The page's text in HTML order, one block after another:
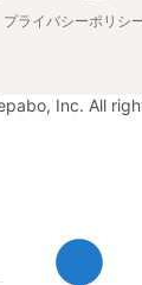
プライバシーポリシ
Inc. All